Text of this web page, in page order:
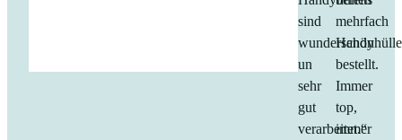
sind
wunderschön
un
sehr
gut
verarbeitet.“
mehrfach
bestellt.
Immer
top,
immer